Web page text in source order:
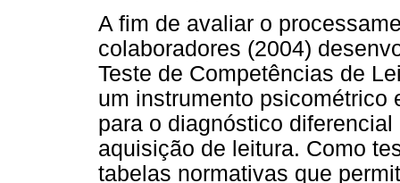
A fim de avaliar o
colaboradores (2004)
Teste de Competências de
um instrumento
para o diagnóstico
aquisição de leitura. Como
tabelas normativas que